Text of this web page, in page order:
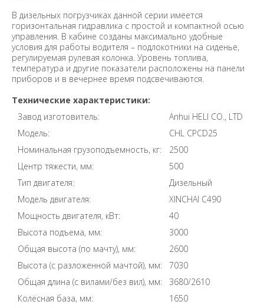
В дизельных погрузчиках данной серии имеется
горизонтальная гидравлика с простой и компактной осью
управления. В кабине созданы максимально удобные
условия для работы водителя – подлокотники на сиденье,
регулируемая рулевая колонка. Уровень топлива,
температура и другие показатели расположены на панели
приборов и в вечернее время подсвечиваются.
Технические характеристики:
Завод изготовитель:
Anhui HELI CO., LTD
Модель:
CHL CPCD25
Номинальная грузоподъемность, кг:
2500
Центр тяжести, мм:
500
Тип двигателя:
Дизельный
Модель двигателя:
XINCHAI C490
Мощность двигателя, кВт:
40
Высота подъема, мм:
3000
Общая высота (по мачту), мм:
2600
Высота (с разложенной мачтой), мм:
7030
Общая длина (с вилами/без вил), мм:
3680/2610
Колёсная база, мм:
1650